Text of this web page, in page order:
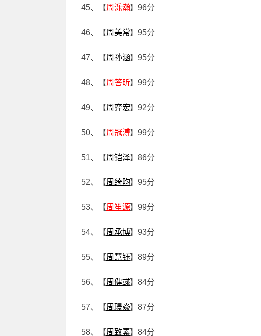
45、【周泺瀚】96分
46、【周美常】95分
47、【周孙涵】95分
48、【周答昕】99分
49、【周弈宏】92分
50、【周冠溥】99分
51、【周铠泽】86分
52、【周绮昀】95分
53、【周笙源】99分
54、【周承博】93分
55、【周慧钰】89分
56、【周健彧】84分
57、【周璟焱】87分
58、【周致素】84分